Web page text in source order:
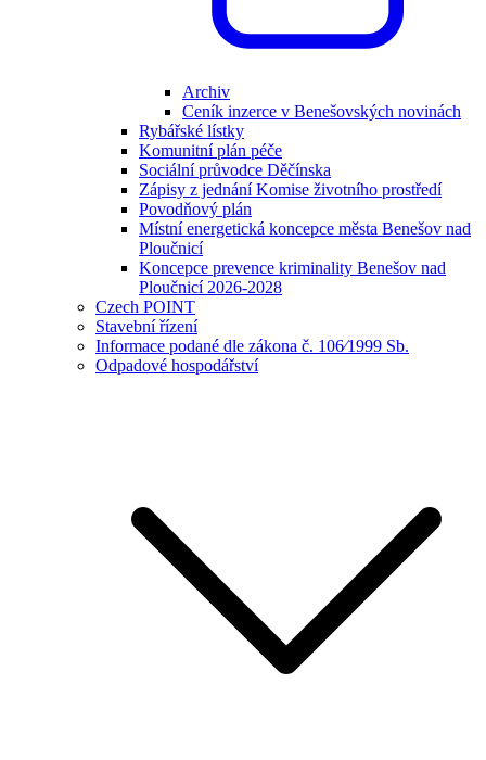
Archiv
Ceník inzerce v Benešovských novinách
Rybářské lístky
Komunitní plán péče
Sociální průvodce Děčínska
Zápisy z jednání Komise životního prostředí
Povodňový plán
Místní energetická koncepce města Benešov nad
Ploučnicí
Koncepce prevence kriminality Benešov nad
Ploučnicí 2026-2028
Czech POINT
Stavební řízení
Informace podané dle zákona č. 106⁄1999 Sb.
Odpadové hospodářství